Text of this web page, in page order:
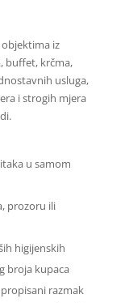
iz
buffet, krčma,
usluga,
i strogih mjera
u samom
prozoru ili
higijenskih
broja kupaca
razmak